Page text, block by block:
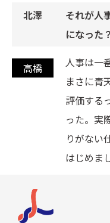
それが人
になった？
人事は一
まさに青
評価する
った。実
りがない
はじめま
そして
キャリ